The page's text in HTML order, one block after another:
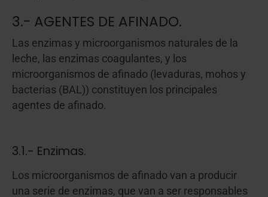
3.- AGENTES DE AFINADO.
Las enzimas y microorganismos naturales de la
leche, las enzimas coagulantes, y los
microorganismos de afinado (levaduras, mohos y
bacterias (BAL)) constituyen los principales
agentes de afinado.
3.1.- Enzimas.
Los microorganismos de afinado van a producir
una serie de enzimas, que van a ser responsables